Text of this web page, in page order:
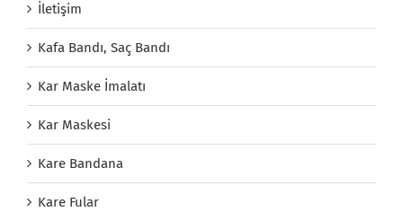
İletişim
Kafa Bandı, Saç Bandı
Kar Maske İmalatı
Kar Maskesi
Kare Bandana
Kare Fular